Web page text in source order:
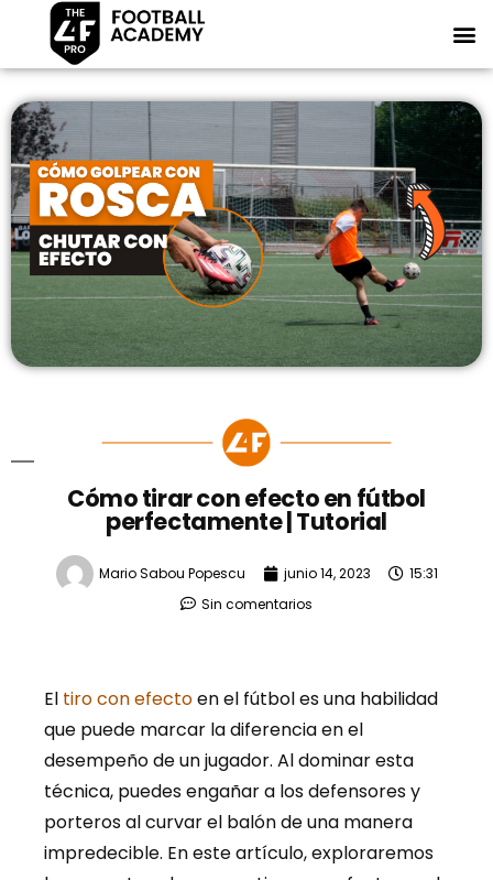
Cómo tirar con efecto en fútbol
perfectamente | Tutorial
Mario Sabou Popescu junio 14, 2023
15:31
Sin comentarios
El tiro con efectoen el fútbol es una habilidad
que puede marcar la diferencia en el
desempeño de un jugador. Al dominar esta
técnica, puedes engañar a los defensores y
porteros al curvar el balón de una manera
impredecible. En este artículo, exploraremos